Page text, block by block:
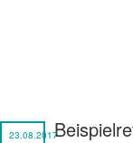
23.08.2017